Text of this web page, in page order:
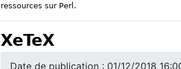
ressources sur Perl.
XeTeX
Date de publication : 01/12/2018